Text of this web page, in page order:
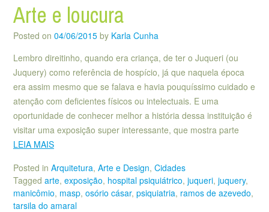
Arte e loucura
Posted on 04/06/2015 by Karla Cunha
Lembro direitinho, quando era criança, de ter o Juqueri (ou
Juquery) como referência de hospício, já que naquela época
era assim mesmo que se falava e havia pouquíssimo cuidado e
atenção com deficientes físicos ou intelectuais. E uma
oportunidade de conhecer melhor a história dessa instituição é
visitar uma exposição super interessante, que mostra parte
LEIA MAIS
Posted in Arquitetura, Arte e Design, Cidades
Tagged arte, exposição, hospital psiquiátrico, juqueri, juquery,
manicômio, masp, osório cásar, psiquiatria, ramos de azevedo,
tarsila do amaral